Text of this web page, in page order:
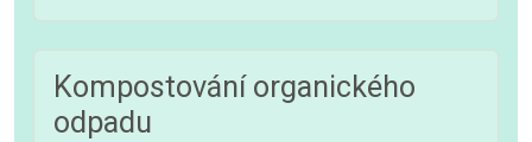
Kompostování organického
odpadu